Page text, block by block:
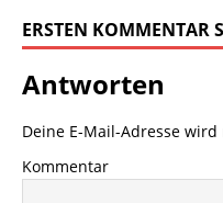
ERSTEN KOMMENTAR
Antworten
Deine E-Mail-Adresse
Kommentar